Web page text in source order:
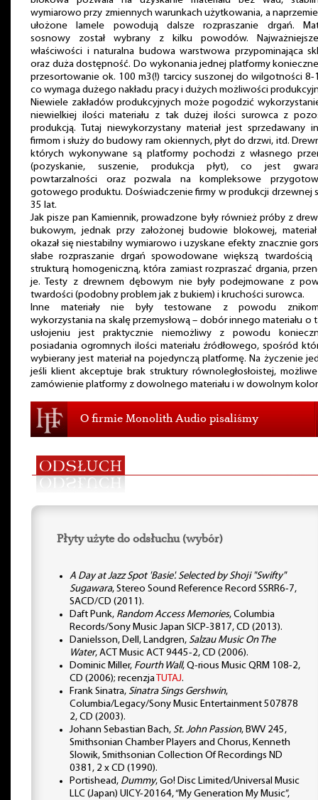
wymiarowo przy zmiennych warunkach użytkowania, a
ułożone lamele powodują dalsze rozpraszanie drgań.
sosnowy został wybrany z kilku powodów.
właściwości i naturalna budowa warstwowa przypominająca
oraz duża dostępność. Do wykonania jednej platformy
przesortowanie ok. 100 m3(!) tarcicy suszonej do wilgotności 8-
co wymaga dużego nakładu pracy i dużych możliwości
Niewiele zakładów produkcyjnych może pogodzić
niewielkiej ilości materiału z tak dużej ilości surowca z
produkcją. Tutaj niewykorzystany materiał jest sprzedawany
firmom i służy do budowy ram okiennych, płyt do drzwi, itd.
których wykonywane są platformy pochodzi z własnego
(pozyskanie, suszenie, produkcja płyt), co jest
powtarzalności oraz pozwala na kompleksowe
gotowego produktu. Doświadczenie firmy w produkcji drzewnej
35 lat.
Jak pisze pan Kamiennik, prowadzone były również próby z
bukowym, jednak przy założonej budowie blokowej,
okazał się niestabilny wymiarowo i uzyskane efekty znacznie
słabe rozpraszanie drgań spowodowane większą twardością
strukturą homogeniczną, która zamiast rozpraszać drgania,
je. Testy z drewnem dębowym nie były podejmowane z
twardości (podobny problem jak z bukiem) i kruchości surowca.
Inne materiały nie były testowane z powodu
wykorzystania na skalę przemysłową – dobór innego materiału o
usłojeniu jest praktycznie niemożliwy z powodu
posiadania ogromnych ilości materiału źródłowego, spośród
wybierany jest materiał na pojedynczą platformę. Na życzenie
jeśli klient akceptuje brak struktury równoległosłoistej,
zamówienie platformy z dowolnego materiału i w dowolnym
O firmie Monolith Audio pisaliśmy
Płyty użyte do odsłuchu (wybór)
A Day at Jazz Spot 'Basie'. Selected by Shoji "Swifty"
Sugawara, Stereo Sound Reference Record SSRR6-7,
SACD/CD (2011).
Daft Punk, Random Access Memories, Columbia
Records/Sony Music Japan SICP-3817, CD (2013).
Danielsson, Dell, Landgren, Salzau Music On The
Water, ACT Music ACT 9445-2, CD (2006).
Dominic Miller, Fourth Wall, Q-rious Music QRM 108-2,
CD (2006); recenzjaTUTAJ.
Frank Sinatra, Sinatra Sings Gershwin,
Columbia/Legacy/Sony Music Entertainment 507878
2, CD (2003).
Johann Sebastian Bach, St. John Passion, BWV 245,
Smithsonian Chamber Players and Chorus, Kenneth
Slowik, Smithsonian Collection Of Recordings ND
0381, 2 x CD (1990).
Portishead, Dummy, Go! Disc Limited/Universal Music
LLC (Japan) UICY-20164, “My Generation My Music”,